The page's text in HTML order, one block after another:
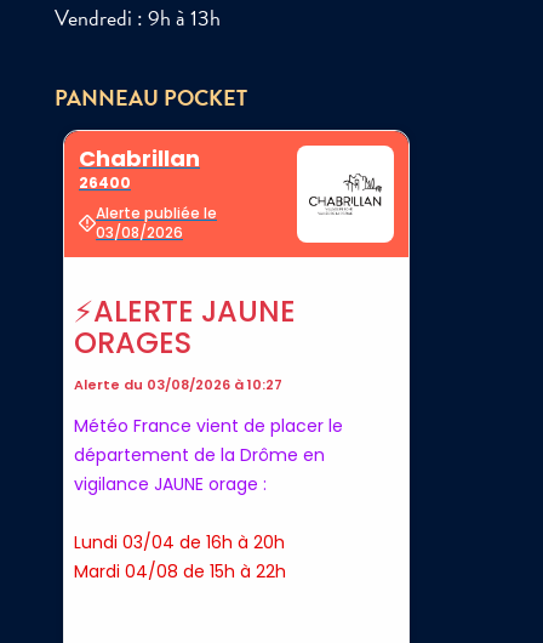
Vendredi : 9h à 13h
PANNEAU POCKET